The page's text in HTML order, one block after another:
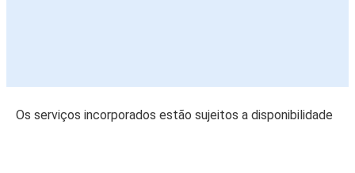
Os serviços incorporados estão sujeitos a disponibilidade